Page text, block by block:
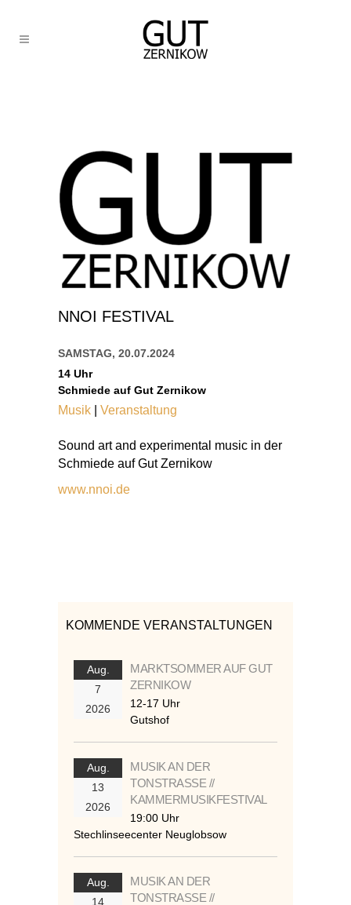
NNOI FESTIVAL
SAMSTAG, 20.07.2024
14 Uhr
Schmiede auf Gut Zernikow
Musik Veranstaltung
Sound art and experimental music in der
Schmiede auf Gut Zernikow
www.nnoi.de
KOMMENDE VERANSTALTUNGEN
Aug.
7
2026
MARKTSOMMER AUF GUT
ZERNIKOW
12-17 Uhr
Gutshof
Aug.
13
2026
MUSIK AN DER
TONSTRASSE //
KAMMERMUSIKFESTIVAL
19:00 Uhr
Stechlinseecenter Neuglobsow
Aug.
14
MUSIK AN DER
TONSTRASSE //